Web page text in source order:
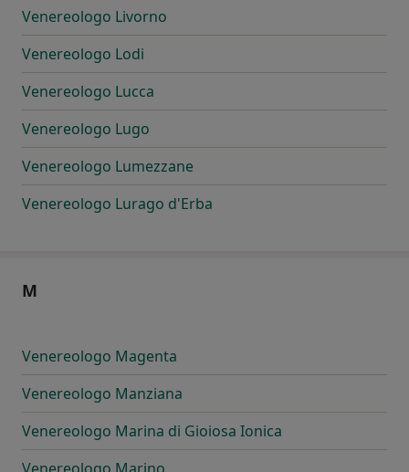
Venereologo Livorno
Venereologo Lodi
Venereologo Lucca
Venereologo Lugo
Venereologo Lumezzane
Venereologo Lurago d'Erba
M
Venereologo Magenta
Venereologo Manziana
Venereologo Marina di Gioiosa Ionica